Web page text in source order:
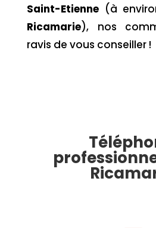
Saint-Etienne (à
Ricamarie), nos
ravis de vous conseiller !